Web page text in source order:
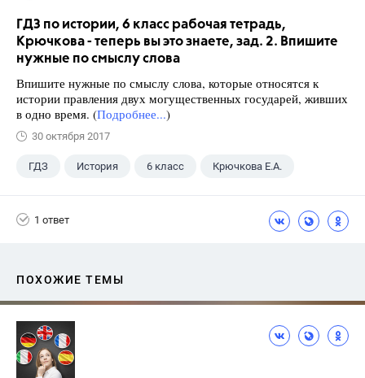
ГДЗ по истории, 6 класс рабочая тетрадь,
Крючкова - теперь вы это знаете, зад. 2. Впишите
нужные по смыслу слова
Впишите нужные по смыслу слова, которые относятся к
истории правления двух могущественных государей, живших
в одно время. (Подробнее...)
30 октября 2017
ГДЗ История 6 класс Крючкова Е.А.
1 ответ
ПОХОЖИЕ ТЕМЫ